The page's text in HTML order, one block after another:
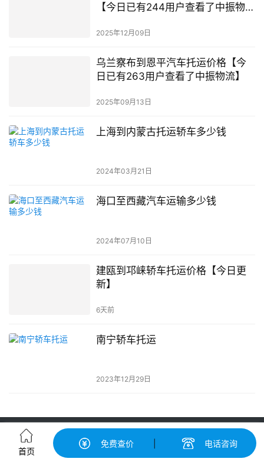
【今日已有244用户查看了中振物
2025年12月09日
乌兰察布到恩平汽车托运价格【今
日已有263用户查看了中振物流】
2025年09月13日
上海到内蒙古托运轿车多少钱
2024年03月21日
海口至西藏汽车运输多少钱
2024年07月10日
建瓯到邛崃轿车托运价格【今日更
新】
6天前
南宁轿车托运
2023年12月29日
轿车托运-汽车托运价格|收费标准查询-中振汽车托运物流平台
粤ICP备19056193号-3© 广州中振物流有限公司 版权所有
首页
免费查价 电话咨询